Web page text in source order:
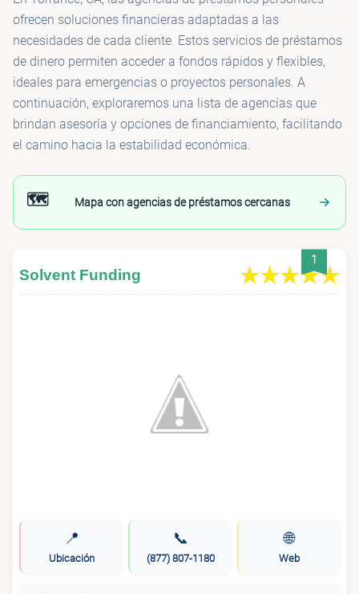
ofrecen soluciones financieras adaptadas a las
necesidades de cada cliente. Estos servicios de préstamos
de dinero permiten acceder a fondos rápidos y flexibles,
ideales para emergencias o proyectos personales. A
continuación, exploraremos una lista de agencias que
brindan asesoría y opciones de financiamiento, facilitando
el camino hacia la estabilidad económica.
🗺️ Mapa con agencias de préstamos cercanas
1
Solvent Funding
📍
Ubicación
📞
(877) 807-1180
🌐
Web